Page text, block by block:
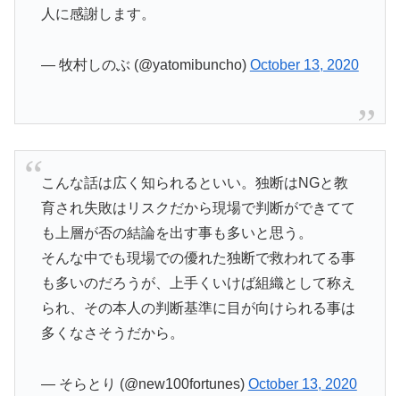
人に感謝します。
— 牧村しのぶ (@yatomibuncho) October 13, 2020
こんな話は広く知られるといい。独断はNGと教
育され失敗はリスクだから現場で判断ができてて
も上層が否の結論を出す事も多いと思う。
そんな中でも現場での優れた独断で救われてる事
も多いのだろうが、上手くいけば組織として称え
られ、その本人の判断基準に目が向けられる事は
多くなさそうだから。
— そらとり (@new100fortunes) October 13, 2020